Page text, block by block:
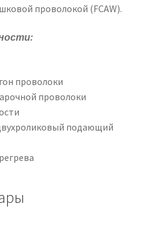
проволокой (FCAW).
проволоки
проволоки
подающий